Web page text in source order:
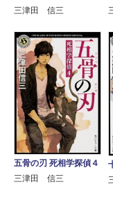
三津田 信三
五骨の刃 死相学探偵４
三津田 信三